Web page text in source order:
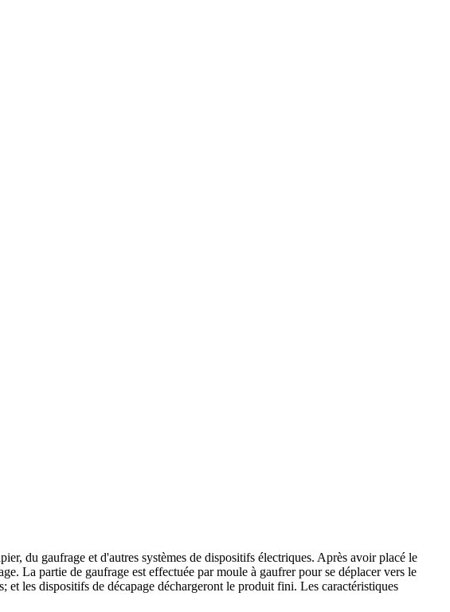
du gaufrage et d'autres systèmes de dispositifs électriques. Après avoir placé le
La partie de gaufrage est effectuée par moule à gaufrer pour se déplacer vers le
les dispositifs de décapage déchargeront le produit fini. Les caractéristiques